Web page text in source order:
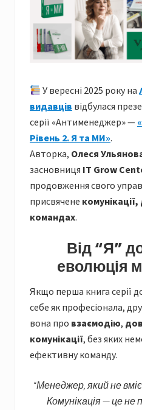
У вересні 2025 року на
видавців відбулася
серії «Антименеджер» —
Рівень 2. Я та МИ».
Авторка, Олеся
засновниця IT Grow
продовження свого
присвячене комунікації,
командах.
Від “Я”
еволюція
Якщо перша книга серії
себе як професіонала,
вона про взаємодію,
комунікації, без яких
ефективну команду.
“Менеджер, який не
Комунікація — це